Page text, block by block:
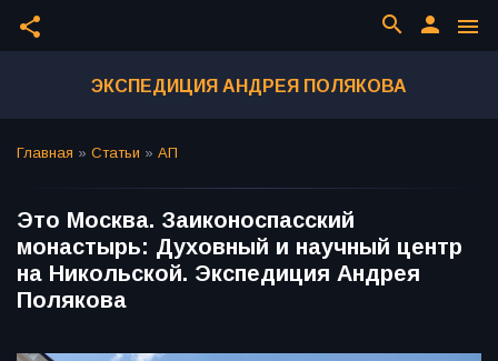
share menu
person
search
ЭКСПЕДИЦИЯ АНДРЕЯ ПОЛЯКОВА
Главная » Статьи » АП
Это Москва. Заиконоспасский
монастырь: Духовный и научный центр
на Никольской. Экспедиция Андрея
Полякова